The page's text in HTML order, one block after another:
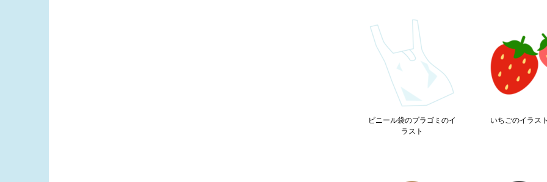
ビニール袋のプラゴミのイ
ラスト
いちごのイラス